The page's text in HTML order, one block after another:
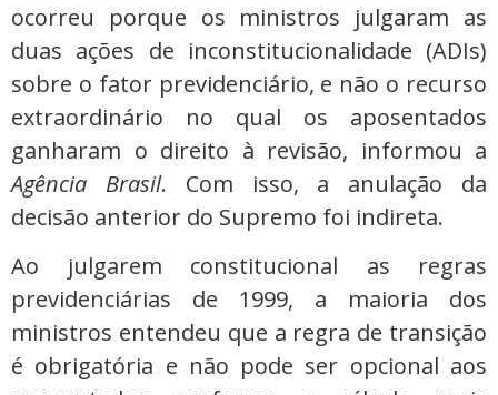
ocorreu porque os ministros julgaram as
duas ações de inconstitucionalidade (ADIs)
sobre o fator previdenciário, e não o recurso
extraordinário no qual os aposentados
ganharam o direito à revisão, informou a
Agência Brasil. Com isso, a anulação da
decisão anterior do Supremo foi indireta.
Ao julgarem constitucional as regras
previdenciárias de 1999, a maioria dos
ministros entendeu que a regra de transição
é obrigatória e não pode ser opcional aos